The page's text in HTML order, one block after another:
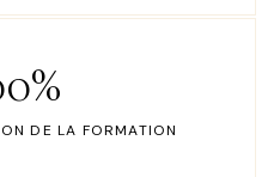
DE LA FORMATION